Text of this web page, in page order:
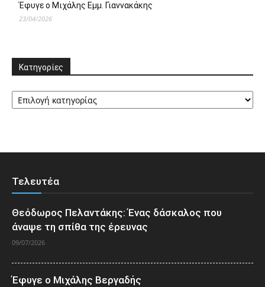
Έφυγε ο Μιχάλης Εμμ. Γιαννακάκης
23/04/2026
Κατηγορίες
Κατηγορίες
Τελευτέα
Θεόδωρος Πελαντάκης: Ένας δάσκαλος που
άναψε τη σπίθα της έρευνας
09/07/2026
Έφυγε ο Μιχάλης Βεργαδής